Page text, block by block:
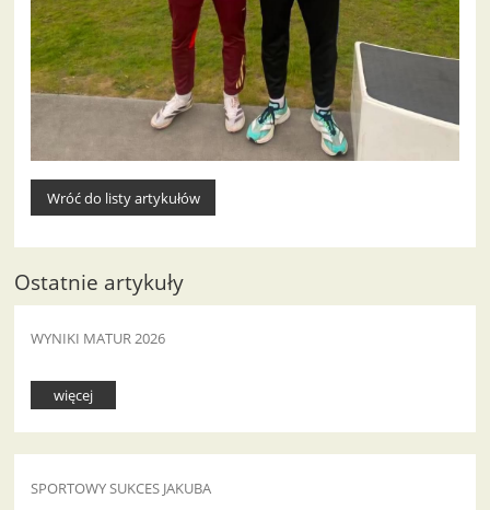
Wróć do listy artykułów
Ostatnie artykuły
WYNIKI MATUR 2026
więcej
SPORTOWY SUKCES JAKUBA